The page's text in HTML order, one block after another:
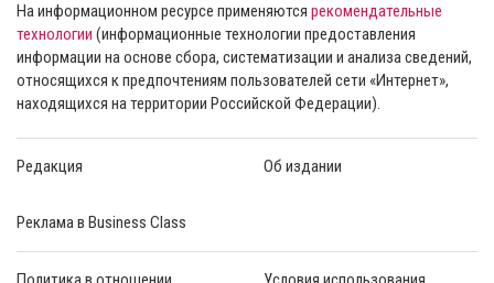
На информационном ресурсе применяются рекомендательные
технологии (информационные технологии предоставления
информации на основе сбора, систематизации и анализа сведений,
относящихся к предпочтениям пользователей сети «Интернет»,
находящихся на территории Российской Федерации).
Редакция Об издании
Реклама в Business Class